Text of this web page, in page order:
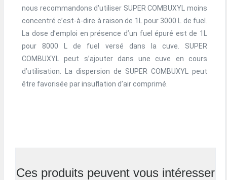
nous recommandons d'utiliser SUPER COMBUXYL moins
concentré c’est-à-dire à raison de 1L pour 3000 L de fuel.
La dose d’emploi en présence d’un fuel épuré est de 1L
pour 8000 L de fuel versé dans la cuve. SUPER
COMBUXYL peut s’ajouter dans une cuve en cours
d’utilisation. La dispersion de SUPER COMBUXYL peut
être favorisée par insuflation d’air comprimé.
Ces produits peuvent vous intéresser